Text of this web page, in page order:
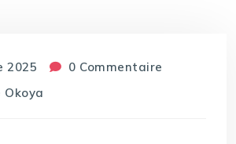
2025
0 Commentaire